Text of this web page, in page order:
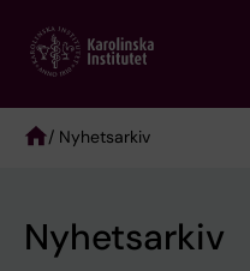
main
/ Nyhetsarkiv
Nyhetsarkiv